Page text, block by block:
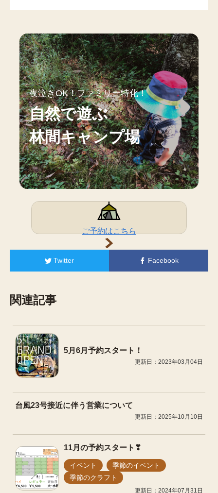
夜泣きOK！ファミリー特化！
自然で遊ぶ
林間キャンプ場
ご予約はこちら
Twitter Facebook
関連記事
5月6月予約スタート！
更新日：2023年03月04日
台風23号接近に伴う営業について
更新日：2025年10月10日
11月の予約スタート❣
イベント
季節のイベント
季節のクラフト
更新日：2024年07月31日